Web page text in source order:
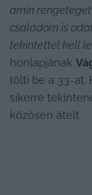
amin
családom is
tekintettel kell
honlapjának
tölti be a 33-at.
sikerre
közösen átélt.